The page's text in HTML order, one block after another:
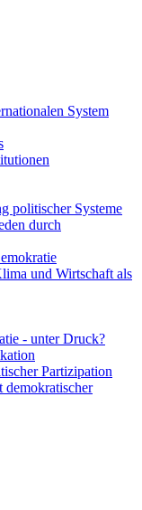
System
politischer Systeme
durch
und Wirtschaft als
- unter Druck?
Partizipation